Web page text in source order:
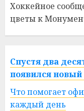
Хоккейное
цветы к
Спустя два
появился
Что помогает
каждый день